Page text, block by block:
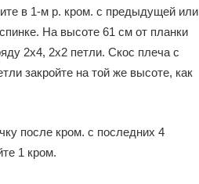
в 1-м р. кром. с предыдущей или
На высоте 61 см от планки
2х4, 2х2 петли. Скос плеча с
закройте на той же высоте, как
после кром. с последних 4
1 кром.